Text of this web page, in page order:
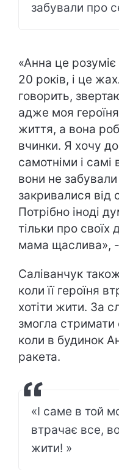
забували про
«Анна це розуміє
20 років, і це
говорить,
адже моя
життя, а вона
вчинки. Я хочу
самотніми і
вони не
закривалися від
Потрібно іноді
тільки про своїх
мама щаслива», -
Саліванчук
коли її героїня
хотіти жити. За
змогла стримати
коли в будинок
ракета.
«І саме в той
втрачає все,
жити! »